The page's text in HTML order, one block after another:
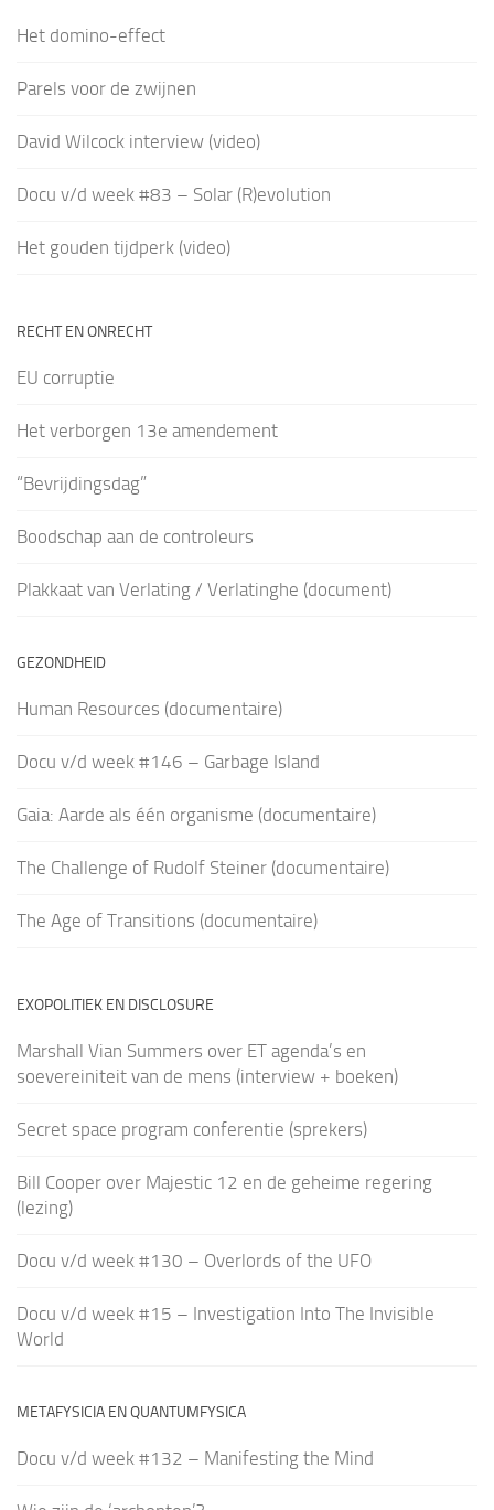
Het domino-effect
Parels voor de zwijnen
David Wilcock interview (video)
Docu v/d week #83 – Solar (R)evolution
Het gouden tijdperk (video)
RECHT EN ONRECHT
EU corruptie
Het verborgen 13e amendement
“Bevrijdingsdag”
Boodschap aan de controleurs
Plakkaat van Verlating / Verlatinghe (document)
GEZONDHEID
Human Resources (documentaire)
Docu v/d week #146 – Garbage Island
Gaia: Aarde als één organisme (documentaire)
The Challenge of Rudolf Steiner (documentaire)
The Age of Transitions (documentaire)
EXOPOLITIEK EN DISCLOSURE
Marshall Vian Summers over ET agenda’s en
soevereiniteit van de mens (interview + boeken)
Secret space program conferentie (sprekers)
Bill Cooper over Majestic 12 en de geheime regering
(lezing)
Docu v/d week #130 – Overlords of the UFO
Docu v/d week #15 – Investigation Into The Invisible
World
METAFYSICIA EN QUANTUMFYSICA
Docu v/d week #132 – Manifesting the Mind